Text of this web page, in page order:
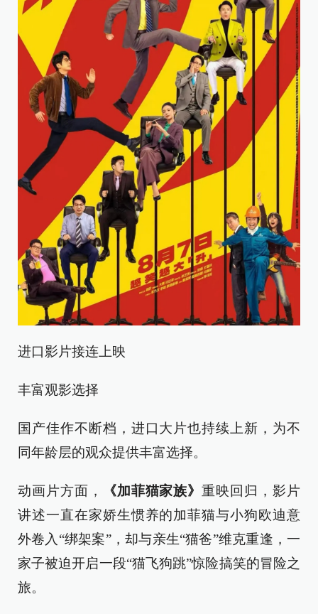
进口影片接连上映
丰富观影选择
国产佳作不断档，进口大片也持续上新，为不
同年龄层的观众提供丰富选择。
动画片方面， 《加菲猫家族》重映回归，影片
讲述一直在家娇生惯养的加菲猫与小狗欧迪意
外卷入“绑架案”，却与亲生“猫爸”维克重逢，一
家子被迫开启一段“猫飞狗跳”惊险搞笑的冒险之
旅。